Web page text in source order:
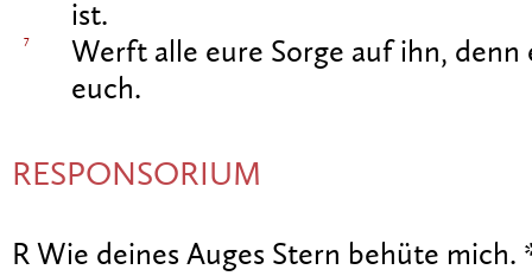
ist.
7
Werft alle eure Sorge auf ihn,
euch.
RESPONSORIUM
R Wie deines Auges Stern behüte